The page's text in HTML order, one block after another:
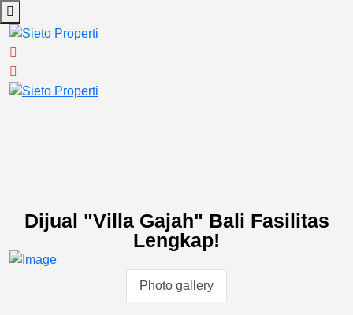
Dijual "Villa Gajah" Bali Fasilitas
Lengkap!
Photo gallery